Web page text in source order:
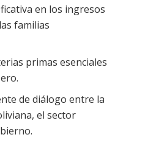
en los ingresos
familias
primas esenciales
de diálogo entre la
el sector